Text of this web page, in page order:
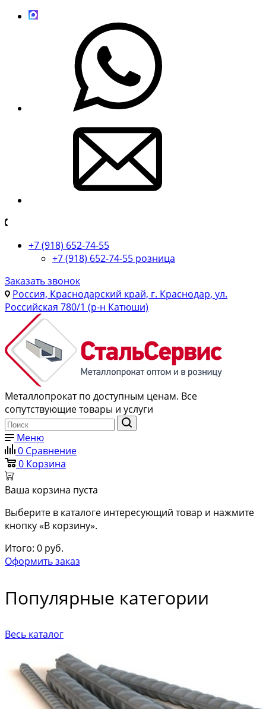
+7 (918) 652-74-55
+7 (918) 652-74-55 розница
Заказать звонок
Россия, Краснодарский край, г. Краснодар, ул.
Российская 780/1 (р-н Катюши)
Металлопрокат по доступным ценам. Все
сопутствующие товары и услуги
Меню
0 Сравнение
0 Корзина
Ваша корзина пуста
Выберите в каталоге интересующий товар и нажмите
кнопку «В корзину».
Итого: 0 руб.
Оформить заказ
Популярные категории
Весь каталог